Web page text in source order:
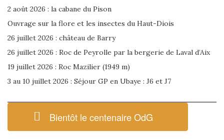
2 août 2026 : la cabane du Pison
Ouvrage sur la flore et les insectes du Haut-Diois
26 juillet 2026 : château de Barry
26 juillet 2026 : Roc de Peyrolle par la bergerie de Laval d’Aix
19 juillet 2026 : Roc Mazilier (1949 m)
3 au 10 juillet 2026 : Séjour GP en Ubaye : J6 et J7
Bientôt le centenaire OdG